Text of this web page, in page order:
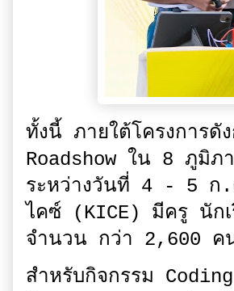
ทั้งนี้ ภายใต้โครงการ
Roadshow ใน 8 ภูมิ
ระหว่างวันที่ 4 - 5 ก.
ไคซ์ (KICE) มีครู นักเ
จำนวน กว่า 2,600 ค
สำหรับกิจกรรม